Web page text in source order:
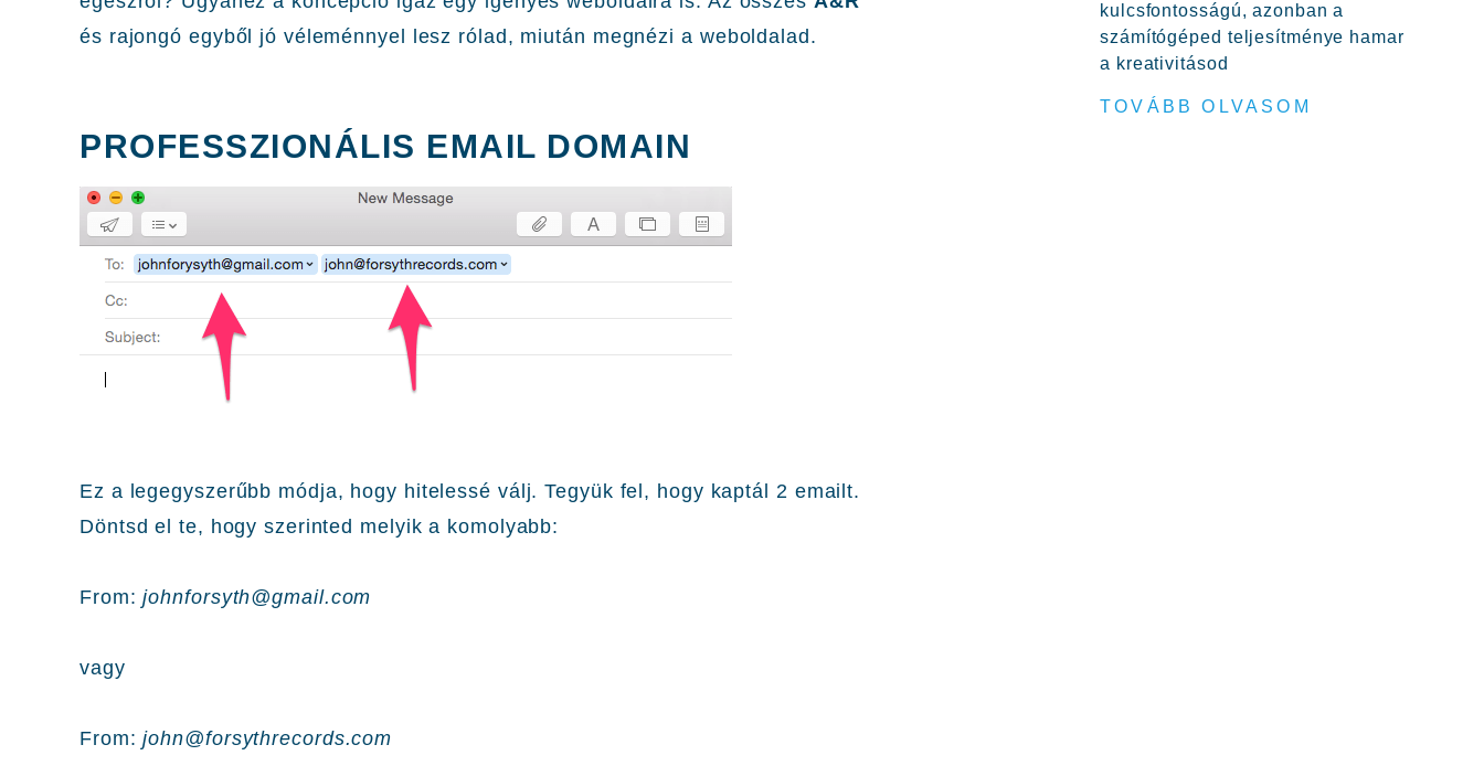
és rajongó egyből jó véleménnyel lesz rólad, miután megnézi a weboldalad.
PROFESSZIONÁLIS EMAIL DOMAIN
Ez a legegyszerűbb módja, hogy hitelessé válj. Tegyük fel, hogy kaptál 2 emailt.
Döntsd el te, hogy szerinted melyik a komolyabb:
From:johnforsyth@gmail.com
vagy
From:john@forsythrecords.com
kulcsfontosságú, azonban a
számítógéped teljesítménye hamar
a kreativitásod
TOVÁBB OLVASOM